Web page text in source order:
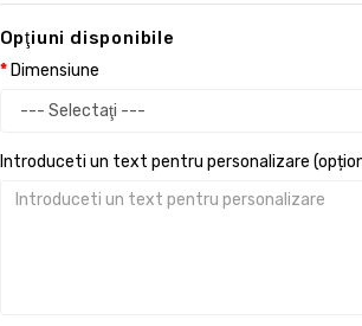
Opţiuni disponibile
Dimensiune
Introduceti un text pentru personalizare